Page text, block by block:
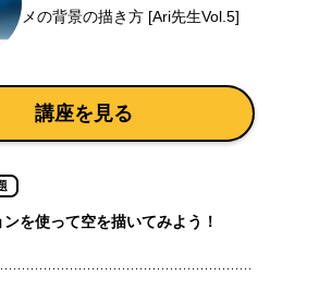
メの背景の描き方 [Ari先生Vol.5]
講座を見る
を使って空を描いてみよう！